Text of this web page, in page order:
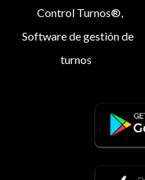
Control Turnos®,
Software de gestión de
turnos